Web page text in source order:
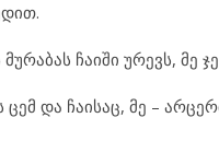
ჩაიში ურევს, მე
ცემ და ჩაისაც, მე –